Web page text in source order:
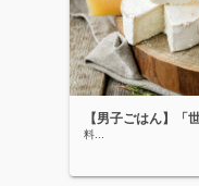
【男子ごはん】「
料...